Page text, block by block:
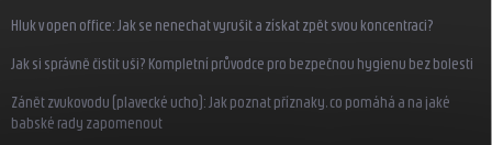
Hluk v open office: Jak se nenechat vyrušit a získat zpět svou koncentraci?
Jak si správně čistit uši? Kompletní průvodce pro bezpečnou hygienu bez bolesti
Zánět zvukovodu (plavecké ucho): Jak poznat příznaky, co pomáhá a na jaké
babské rady zapomenout